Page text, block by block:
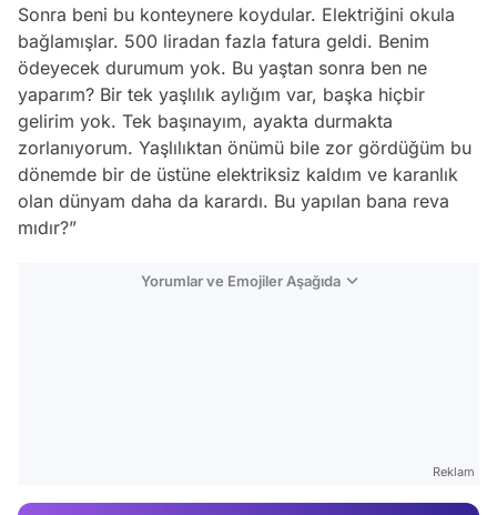
Sonra beni bu konteynere koydular. Elektriğini okula
bağlamışlar. 500 liradan fazla fatura geldi. Benim
ödeyecek durumum yok. Bu yaştan sonra ben ne
yaparım? Bir tek yaşlılık aylığım var, başka hiçbir
gelirim yok. Tek başınayım, ayakta durmakta
zorlanıyorum. Yaşlılıktan önümü bile zor gördüğüm bu
dönemde bir de üstüne elektriksiz kaldım ve karanlık
olan dünyam daha da karardı. Bu yapılan bana reva
mıdır?”
Yorumlar ve Emojiler Aşağıda
Reklam